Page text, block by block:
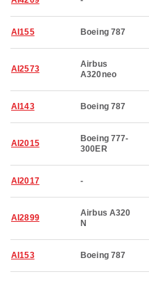
AI155 Boeing 787
AI2573
Airbus
A320neo
AI143 Boeing 787
AI2015
Boeing 777-
300ER
AI2017 -
AI2899
Airbus A320
N
AI153 Boeing 787